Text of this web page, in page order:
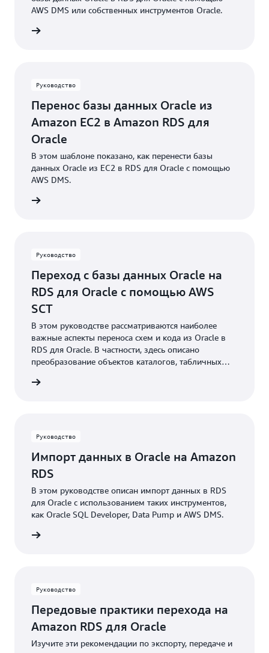
AWS DMS или собственных инструментов Oracle.
Руководство
Перенос базы данных Oracle из
Amazon EC2 в Amazon RDS для
Oracle
В этом шаблоне показано, как перенести базы
данных Oracle из EC2 в RDS для Oracle с помощью
AWS DMS.
Руководство
Переход с базы данных Oracle на
RDS для Oracle с помощью AWS
SCT
В этом руководстве рассматриваются наиболее
важные аспекты переноса схем и кода из Oracle в
RDS для Oracle. В частности, здесь описано
преобразование объектов каталогов, табличных
Руководство
Импорт данных в Oracle на Amazon
RDS
В этом руководстве описан импорт данных в RDS
для Oracle с использованием таких инструментов,
как Oracle SQL Developer, Data Pump и AWS DMS.
Руководство
Передовые практики перехода на
Amazon RDS для Oracle
Изучите эти рекомендации по экспорту, передаче и